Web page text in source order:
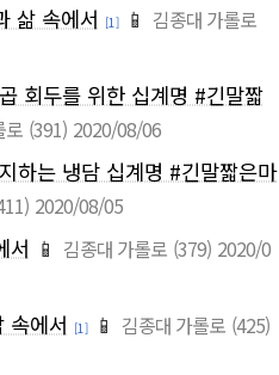
삶 속에서 [1] 📱 김종대 가롤로
회두를 위한 십계명 #긴말짧
로 (391) 2020/08/06
하는 냉담 십계명 #긴말짧은마
2020/08/05
서 📱 김종대 가롤로 (379) 2020/0
속에서 [1] 📱 김종대 가롤로 (425)